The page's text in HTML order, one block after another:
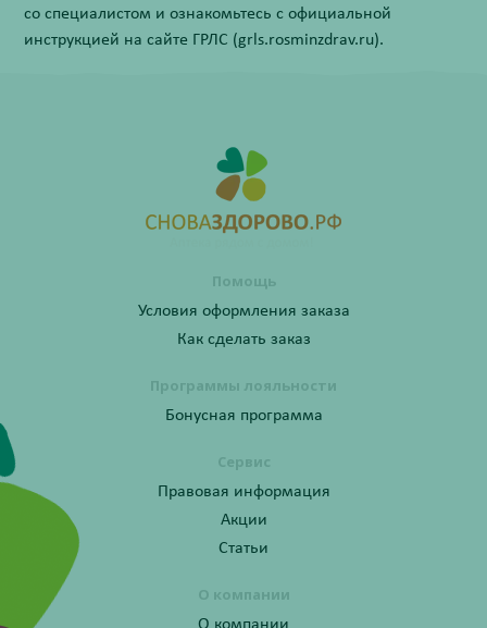
со специалистом и ознакомьтесь с официальной
инструкцией на сайте ГРЛС (grls.rosminzdrav.ru).
Помощь
Условия оформления заказа
Как сделать заказ
Программы лояльности
Бонусная программа
Сервис
Правовая информация
Акции
Статьи
О компании